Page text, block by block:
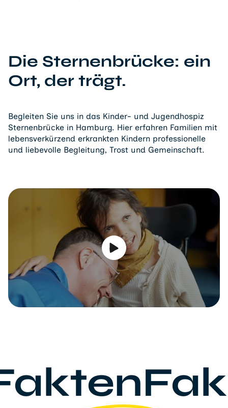
Die Sternenbrücke: ein
Ort, der trägt.
Begleiten Sie uns in das Kinder- und Jugendhospiz
Sternenbrücke in Hamburg. Hier erfahren Familien mit
lebensverkürzend erkrankten Kindern professionelle
und liebevolle Begleitung, Trost und Gemeinschaft.
Video abspielen